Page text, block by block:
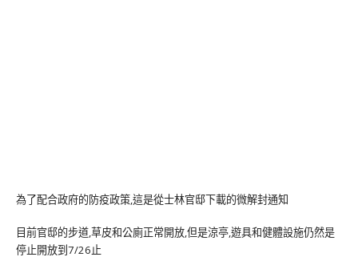
為了配合政府的防疫政策,這是從士林官邸下載的微解封通知
目前官邸的步道,草皮和公廁正常開放,但是涼亭,遊具和健體設施仍然是
停止開放到7/26止